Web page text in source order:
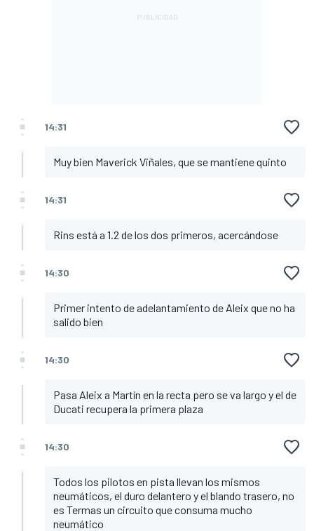
14:31
Muy bien Maverick Viñales, que se mantiene quinto
14:31
Rins está a 1.2 de los dos primeros, acercándose
14:30
Primer intento de adelantamiento de Aleix que no ha
salido bien
14:30
Pasa Aleix a Martín en la recta pero se va largo y el de
Ducati recupera la primera plaza
14:30
Todos los pilotos en pista llevan los mismos
neumáticos, el duro delantero y el blando trasero, no
es Termas un circuito que consuma mucho
neumático